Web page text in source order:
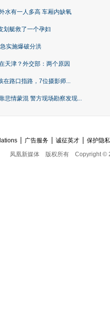
水有一人多高 车厢内缺氧
划艇救了一个孕妇
实施爆破分洪
天津？外交部：两个原因
在路口指路，7位摄影师...
悲情蒙混 警方现场勘察发现...
广告服务 诚征英才
保护隐
凤凰新媒体
版权所有 Copyright ©